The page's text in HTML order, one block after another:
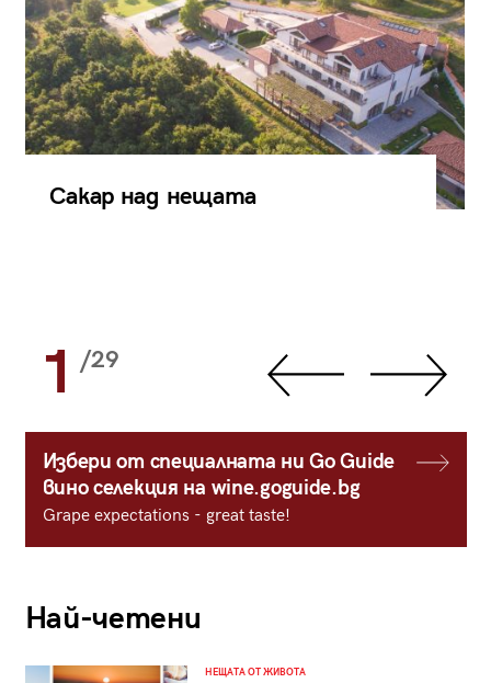
Сакар над нещата
1 /29
Избери от специалната ни Go Guide
вино селекция на wine.goguide.bg
Grape expectations - great taste!
Най-четени
НЕЩАТА ОТ ЖИВОТА